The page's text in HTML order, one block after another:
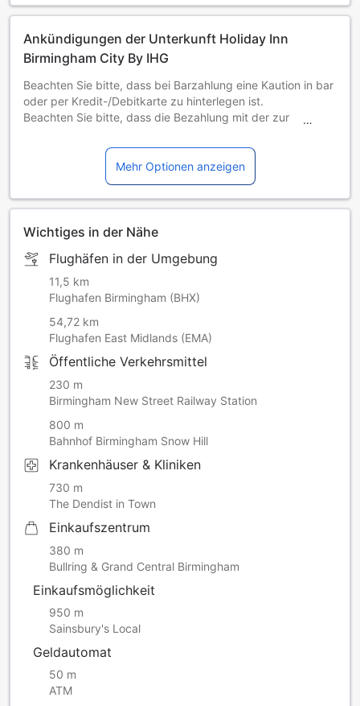
Ankündigungen der Unterkunft Holiday Inn
Birmingham City By IHG
Beachten Sie bitte, dass bei Barzahlung eine Kaution in bar
oder per Kredit-/Debitkarte zu hinterlegen ist.
Beachten Sie bitte, dass die Bezahlung mit der zur
beim Check-in die zur Buchung verwendete Karte oder
einen offiziellen Ausweis nicht vorlegen können, werden Sie
gebeten, auf eine alternative Zahlungsmethode
zurückzugreifen.
Der hoteleigene Parkplatz liegt neben dem Hotel und heißt
NCP Birmingham New Street. Parkgebühren:
GBP 18
Nach Vorlage und Entwertung des Parkscheins an der
Hauptrezeption wird die Parkgebühr Ihrer Rechnung
Sie können auch auf dem Parkplatz Apcoa China Town zu
einem ermäßigten Preis in Höhe von GBP 12 für 24 Stunden
parken.
Beachten Sie bitte, dass das Mindestalter für den Check-in
18 Jahre beträgt.
Beachten Sie bitte, dass die Unterkunft derzeit einen 2.
Fahrstuhl einbauen lässt und daher nur 1 Fahrstuhl in
Betrieb ist. Während dieser Zeit kann es möglicherweise zu
Verzögerungen und Unterbrechungen beim Betrieb des
Hauptfahrstuhls kommen. Beim Check-in müssen Sie einen
Lichtbildausweis sowie die Kreditkarte vorlegen.
Sonderwünsche unterliegen der Verfügbarkeit und sind
gegebenenfalls mit einem Aufpreis verbunden.
Mehr Optionen anzeigen
Wichtiges in der Nähe
Flughäfen in der Umgebung
11,5 km
Flughafen Birmingham (BHX)
54,72 km
Flughafen East Midlands (EMA)
Öffentliche Verkehrsmittel
230 m
Birmingham New Street Railway Station
800 m
Bahnhof Birmingham Snow Hill
Krankenhäuser & Kliniken
730 m
The Dendist in Town
Einkaufszentrum
380 m
Bullring & Grand Central Birmingham
Einkaufsmöglichkeit
950 m
Sainsbury's Local
Geldautomat
50 m
ATM